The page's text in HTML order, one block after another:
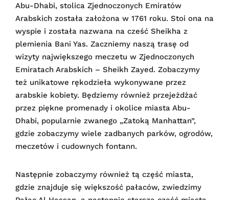
Abu-Dhabi, stolica Zjednoczonych Emiratów
Arabskich została założona w 1761 roku. Stoi ona na
wyspie i została nazwana na cześć Sheikha z
plemienia Bani Yas. Zaczniemy naszą trasę od
wizyty największego meczetu w Zjednoczonych
Emiratach Arabskich – Sheikh Zayed. Zobaczymy
też unikatowe rękodzieła wykonywane przez
arabskie kobiety. Będziemy również przejeżdżać
przez piękne promenady i okolice miasta Abu-
Dhabi, popularnie zwanego „Zatoką Manhattan”,
gdzie zobaczymy wiele zadbanych parków, ogrodów,
meczetów i cudownych fontann.
Następnie zobaczymy również tą część miasta,
gdzie znajduje się większość pałaców, zwiedzimy